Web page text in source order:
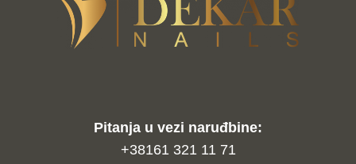
Pitanja u vezi naruđbine:
+38161 321 11 71